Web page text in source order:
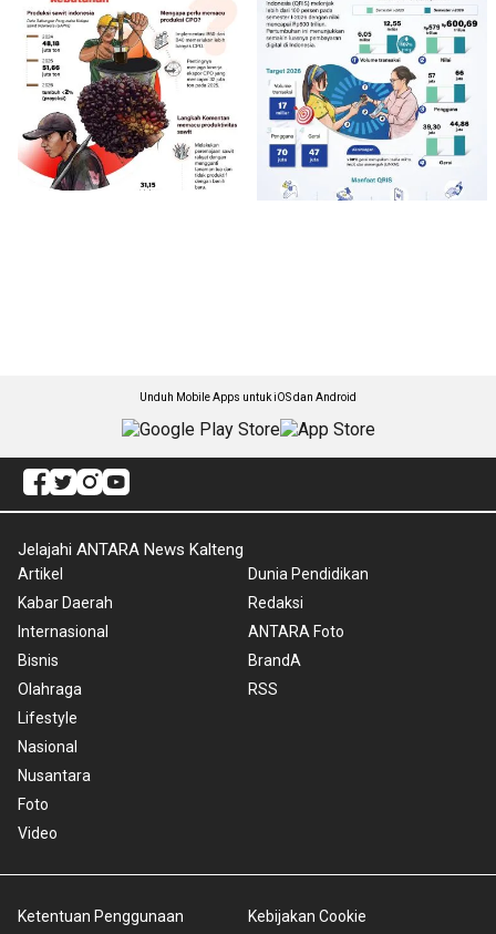
Unduh Mobile Apps untuk iOS dan Android
Jelajahi ANTARA News Kalteng
Artikel
Kabar Daerah
Internasional
Bisnis
Olahraga
Lifestyle
Nasional
Nusantara
Foto
Video
Dunia Pendidikan
Redaksi
ANTARA Foto
BrandA
RSS
Ketentuan Penggunaan Kebijakan Cookie